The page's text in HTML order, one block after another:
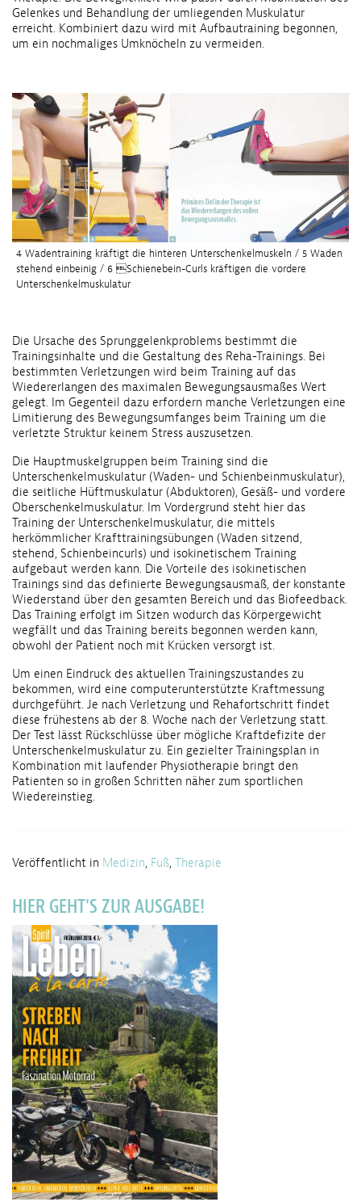
Gelenkes und Behandlung der umliegenden Muskulatur
erreicht. Kombiniert dazu wird mit Aufbautraining begonnen,
um ein nochmaliges Umknöcheln zu vermeiden.
4 Wadentraining kräftigt die hinteren Unterschenkelmuskeln / 5 Waden
stehend einbeinig / 6 Schienebein-Curls kräftigen die vordere
Unterschenkelmuskulatur
Die Ursache des Sprunggelenkproblems bestimmt die
Trainingsinhalte und die Gestaltung des Reha-Trainings. Bei
bestimmten Verletzungen wird beim Training auf das
Wiedererlangen des maximalen Bewegungsausmaßes Wert
gelegt. Im Gegenteil dazu erfordern manche Verletzungen eine
Limitierung des Bewegungsumfanges beim Training um die
verletzte Struktur keinem Stress auszusetzen.
Die Hauptmuskelgruppen beim Training sind die
Unterschenkelmuskulatur (Waden- und Schienbeinmuskulatur),
die seitliche Hüftmuskulatur (Abduktoren), Gesäß- und vordere
Oberschenkelmuskulatur. Im Vordergrund steht hier das
Training der Unterschenkelmuskulatur, die mittels
herkömmlicher Krafttrainingsübungen (Waden sitzend,
stehend, Schienbeincurls) und isokinetischem Training
aufgebaut werden kann. Die Vorteile des isokinetischen
Trainings sind das definierte Bewegungsausmaß, der konstante
Wiederstand über den gesamten Bereich und das Biofeedback.
Das Training erfolgt im Sitzen wodurch das Körpergewicht
wegfällt und das Training bereits begonnen werden kann,
obwohl der Patient noch mit Krücken versorgt ist.
Um einen Eindruck des aktuellen Trainingszustandes zu
bekommen, wird eine computerunterstützte Kraftmessung
durchgeführt. Je nach Verletzung und Rehafortschritt findet
diese frühestens ab der 8. Woche nach der Verletzung statt.
Der Test lässt Rückschlüsse über mögliche Kraftdefizite der
Unterschenkelmuskulatur zu. Ein gezielter Trainingsplan in
Kombination mit laufender Physiotherapie bringt den
Patienten so in großen Schritten näher zum sportlichen
Wiedereinstieg.
Veröffentlicht in Medizin, Fuß, Therapie
HIER GEHT'S ZUR AUSGABE!